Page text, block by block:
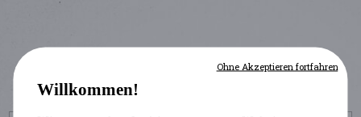
Willkommen!
Ohne Akzeptieren fortfahren